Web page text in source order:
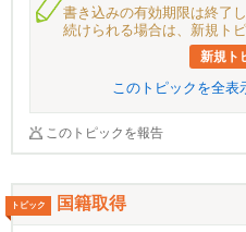
書き込みの有効期限は終了
続けられる場合は、新規ト
新規ト
このトピックを全表
このトピックを報告
トピック 国籍取得